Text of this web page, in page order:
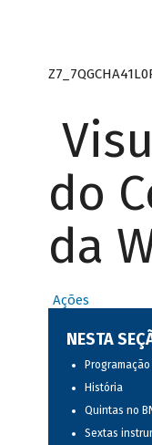
do
da
Ações
NESTA
Programação
História
Quintas no
Sextas